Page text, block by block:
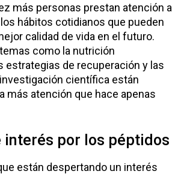
más personas prestan atención a
los hábitos cotidianos que pueden
calidad de vida en el futuro.
como la nutrición
estrategias de recuperación y las
científica están
más atención que hace apenas
interés por los péptidos
están despertando un interés